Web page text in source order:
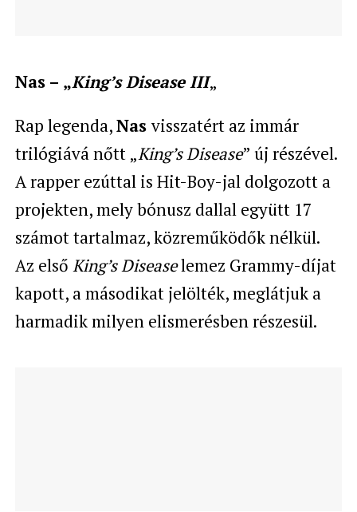
Nas – „King’s Disease III„
Rap legenda,Nasvisszatért az immár
trilógiává nőtt „King’s Disease” új részével.
A rapper ezúttal is Hit-Boy-jal dolgozott a
projekten, mely bónusz dallal együtt 17
számot tartalmaz, közreműködők nélkül.
Az első King’s Diseaselemez Grammy-díjat
kapott, a másodikat jelölték, meglátjuk a
harmadik milyen elismerésben részesül.